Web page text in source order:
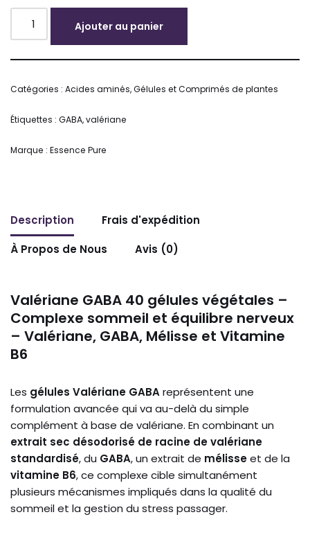
Ajouter au panier
Catégories : Acides aminés,Gélules et Comprimés de plantes
Étiquettes : GABA,valériane
Marque : Essence Pure
Description
Frais d'expédition
À Propos de Nous
Avis (0)
Valériane GABA 40 gélules végétales –
Complexe sommeil et équilibre nerveux
– Valériane, GABA, Mélisse et Vitamine
B6
Les gélules Valériane GABAreprésentent une
formulation avancée qui va au-delà du simple
complément à base de valériane. En combinant un
extrait sec désodorisé de racine de valériane
standardisé, du GABA, un extrait de mélisseet de la
vitamine B6, ce complexe cible simultanément
plusieurs mécanismes impliqués dans la qualité du
sommeil et la gestion du stress passager.